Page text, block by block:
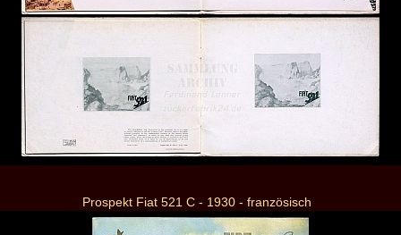
Prospekt Fiat 521 C - 1930 - französisch